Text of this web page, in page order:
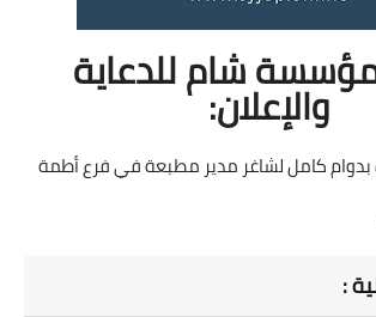
شام للدعاية
والإعلان:
كامل لشاغر مدير مطبعة في فرع أطمة
: